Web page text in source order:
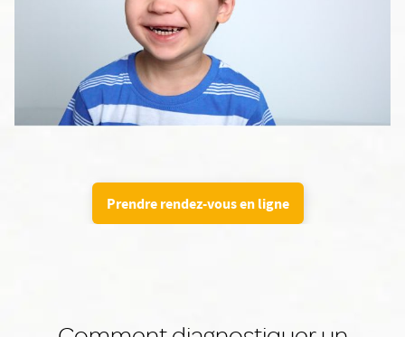
Prendre rendez-vous en ligne